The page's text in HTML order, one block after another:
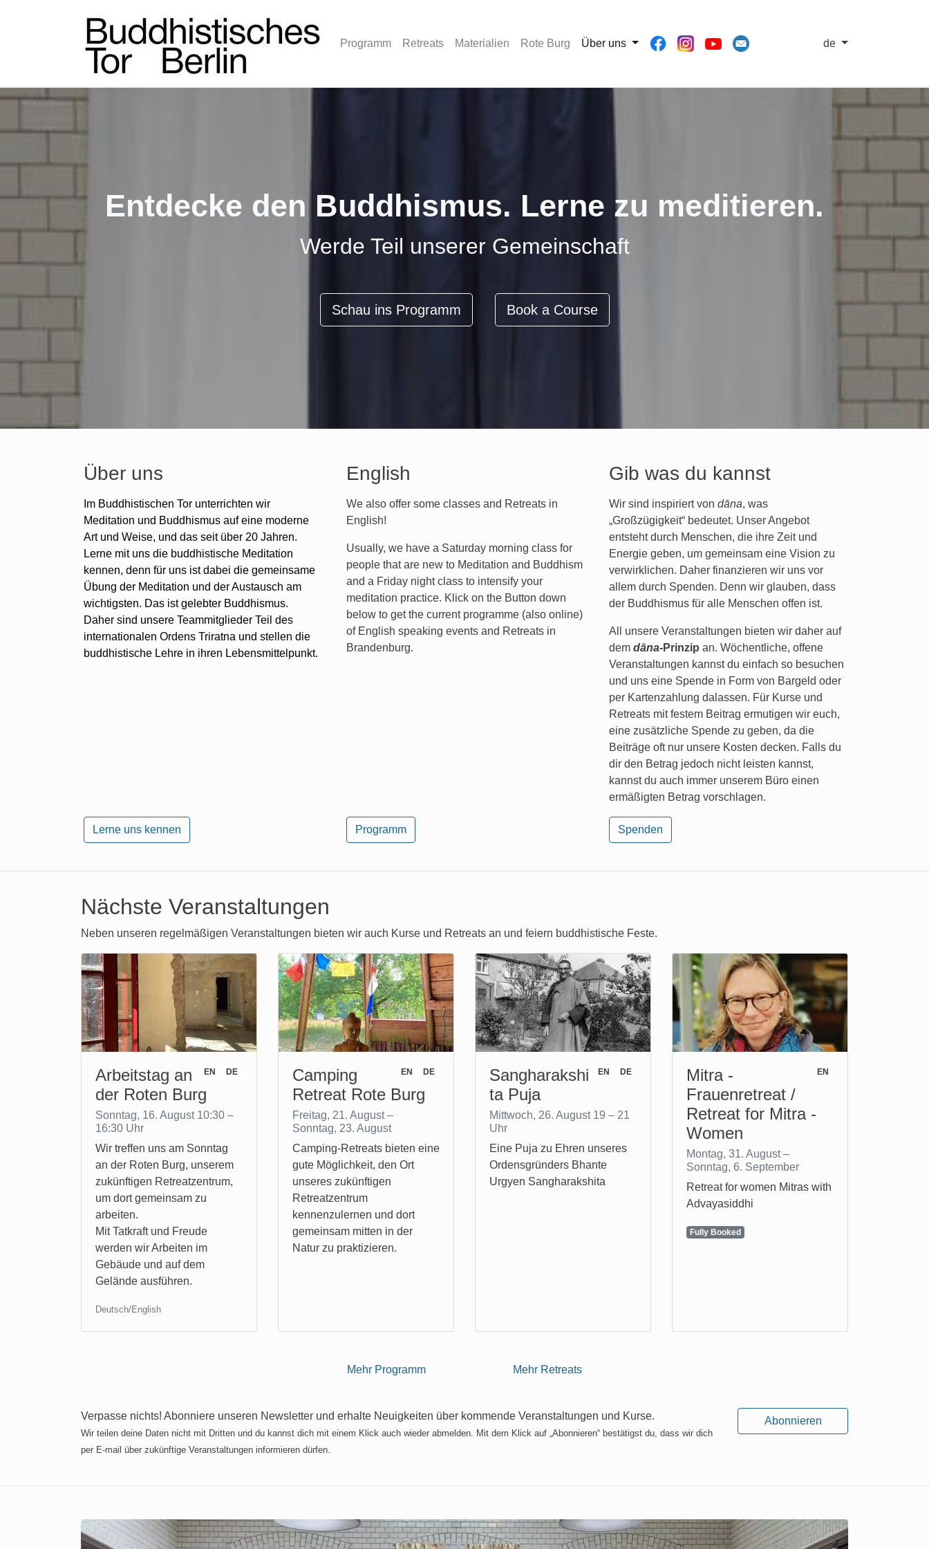
Programm Retreats Materialien Rote Burg Über uns de
Entdecke den Buddhismus. Lerne zu meditieren.
Werde Teil unserer Gemeinschaft
Schau ins Programm Book a Course
Über uns
Im Buddhistischen Tor unterrichten wir
Meditation und Buddhismus auf eine moderne
Art und Weise, und das seit über 20 Jahren.
Lerne mit uns die buddhistische Meditation
kennen, denn für uns ist dabei die gemeinsame
Übung der Meditation und der Austausch am
wichtigsten. Das ist gelebter Buddhismus.
Daher sind unsere Teammitglieder Teil des
internationalen Ordens Triratna und stellen die
buddhistische Lehre in ihren Lebensmittelpunkt.
Lerne uns kennen
English
We also offer some classes and Retreats in
English!
Usually, we have a Saturday morning class for
people that are new to Meditation and Buddhism
and a Friday night class to intensify your
meditation practice. Klick on the Button down
below to get the current programme (also online)
of English speaking events and Retreats in
Brandenburg.
Programm
Gib was du kannst
Wir sind inspiriert von dāna, was
„Großzügigkeit“ bedeutet. Unser Angebot
entsteht durch Menschen, die ihre Zeit und
Energie geben, um gemeinsam eine Vision zu
verwirklichen. Daher finanzieren wir uns vor
allem durch Spenden. Denn wir glauben, dass
der Buddhismus für alle Menschen offen ist.
All unsere Veranstaltungen bieten wir daher auf
dem dāna-Prinzip an. Wöchentliche, offene
Veranstaltungen kannst du einfach so besuchen
und uns eine Spende in Form von Bargeld oder
per Kartenzahlung dalassen. Für Kurse und
Retreats mit festem Beitrag ermutigen wir euch,
eine zusätzliche Spende zu geben, da die
Beiträge oft nur unsere Kosten decken. Falls du
dir den Betrag jedoch nicht leisten kannst,
kannst du auch immer unserem Büro einen
ermäßigten Betrag vorschlagen.
Spenden
Nächste Veranstaltungen
Neben unseren regelmäßigen Veranstaltungen bieten wir auch Kurse und Retreats an und feiern buddhistische Feste.
DE
EN
Arbeitstag an
der Roten Burg
Sonntag, 16. August 10:30 –
16:30 Uhr
Wir treffen uns am Sonntag
an der Roten Burg, unserem
zukünftigen Retreatzentrum,
um dort gemeinsam zu
arbeiten.
Mit Tatkraft und Freude
werden wir Arbeiten im
Gebäude und auf dem
Gelände ausführen.
Deutsch/English
DE
EN
Camping
Retreat Rote Burg
Freitag, 21. August –
Sonntag, 23. August
Camping-Retreats bieten eine
gute Möglichkeit, den Ort
unseres zukünftigen
Retreatzentrum
kennenzulernen und dort
gemeinsam mitten in der
Natur zu praktizieren.
DE
EN
Sangharakshi
ta Puja
Mittwoch, 26. August 19 – 21
Uhr
Eine Puja zu Ehren unseres
Ordensgründers Bhante
Urgyen Sangharakshita
EN
Mitra -
Frauenretreat /
Retreat for Mitra -
Women
Montag, 31. August –
Sonntag, 6. September
Retreat for women Mitras with
Advayasiddhi
Fully Booked
Mehr Programm Mehr Retreats
Verpasse nichts! Abonniere unseren Newsletter und erhalte Neuigkeiten über kommende Veranstaltungen und Kurse.
Wir teilen deine Daten nicht mit Dritten und du kannst dich mit einem Klick auch wieder abmelden. Mit dem Klick auf „Abonnieren“ bestätigst du, dass wir dich
per E-mail über zukünftige Veranstaltungen informieren dürfen.
Abonnieren